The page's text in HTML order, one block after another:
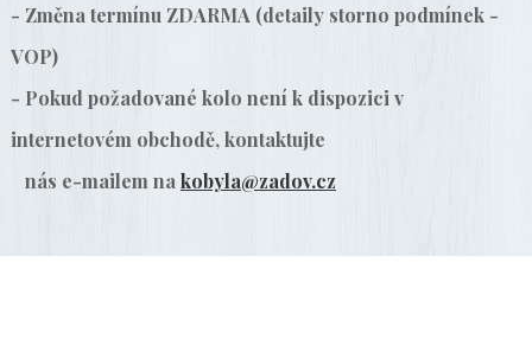
- Změna termínu ZDARMA (detaily storno podmínek -
VOP)
- Pokud požadované kolo není k dispozici v
internetovém obchodě, kontaktujte
nás e-mailem na kobyla@zadov.cz